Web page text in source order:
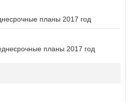
планы 2017 год
планы 2017 год